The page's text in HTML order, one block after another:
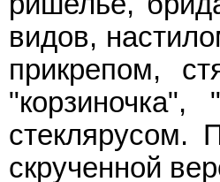
видов,
прикрепом,
"корзиночка",
стеклярусом.
скрученной